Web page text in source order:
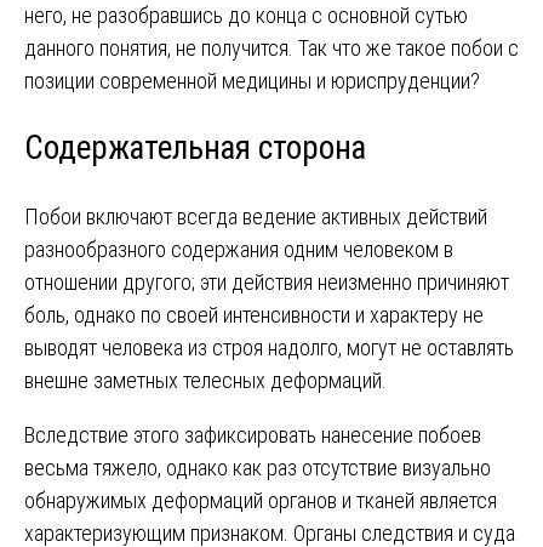
него, не разобравшись до конца с основной сутью
данного понятия, не получится. Так что же такое побои с
позиции современной медицины и юриспруденции?
Содержательная сторона
Побои включают всегда ведение активных действий
разнообразного содержания одним человеком в
отношении другого; эти действия неизменно причиняют
боль, однако по своей интенсивности и характеру не
выводят человека из строя надолго, могут не оставлять
внешне заметных телесных деформаций.
Вследствие этого зафиксировать нанесение побоев
весьма тяжело, однако как раз отсутствие визуально
обнаружимых деформаций органов и тканей является
характеризующим признаком. Органы следствия и суда